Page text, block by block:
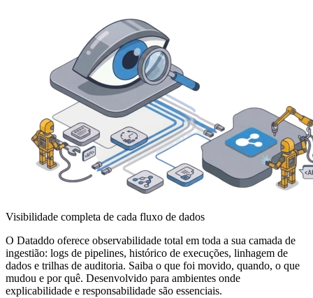
Visibilidade completa de cada fluxo de dados
O Dataddo oferece observabilidade total em toda a sua camada de
ingestião: logs de pipelines, histórico de execuções, linhagem de
dados e trilhas de auditoria. Saiba o que foi movido, quando, o que
mudou e por quê. Desenvolvido para ambientes onde
explicabilidade e responsabilidade são essenciais.